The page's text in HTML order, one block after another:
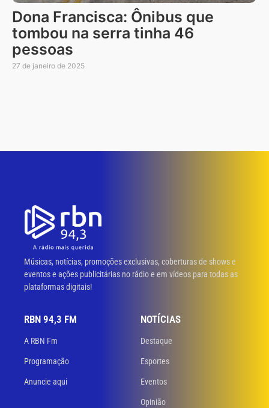
Dona Francisca: Ônibus que
tombou na serra tinha 46
pessoas
27 de janeiro de 2025
Músicas, notícias, promoções exclusivas, coberturas de shows e
eventos e ações publicitárias no rádio e em vídeos para todas as
plataformas digitais!
RBN 94,3 FM
A RBN Fm
Programação
Anuncie aqui
NOTÍCIAS
Destaque
Esportes
Eventos
Opinião